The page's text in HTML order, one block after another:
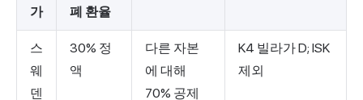
가
폐 환율
스
웨
덴
30% 정
액
다른 자본
에 대해
70% 공제
K4 빌라가 D; ISK
제외